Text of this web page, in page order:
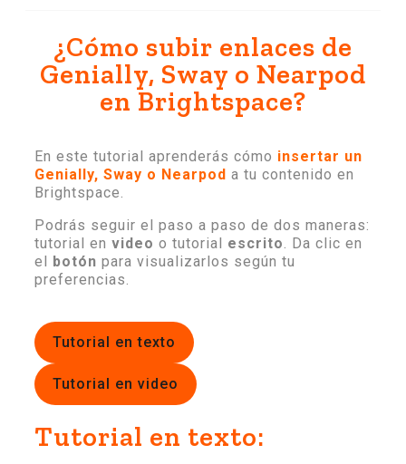
¿Cómo subir enlaces de
Genially, Sway o Nearpod
en Brightspace?
En este tutorial aprenderás cómo insertar un
Genially, Sway o Nearpod a tu contenido en
Brightspace.
Podrás seguir el paso a paso de dos maneras:
tutorial en video o tutorial escrito. Da clic en
el botón para visualizarlos según tu
preferencias.
Tutorial en texto
Tutorial en video
Tutorial en texto: